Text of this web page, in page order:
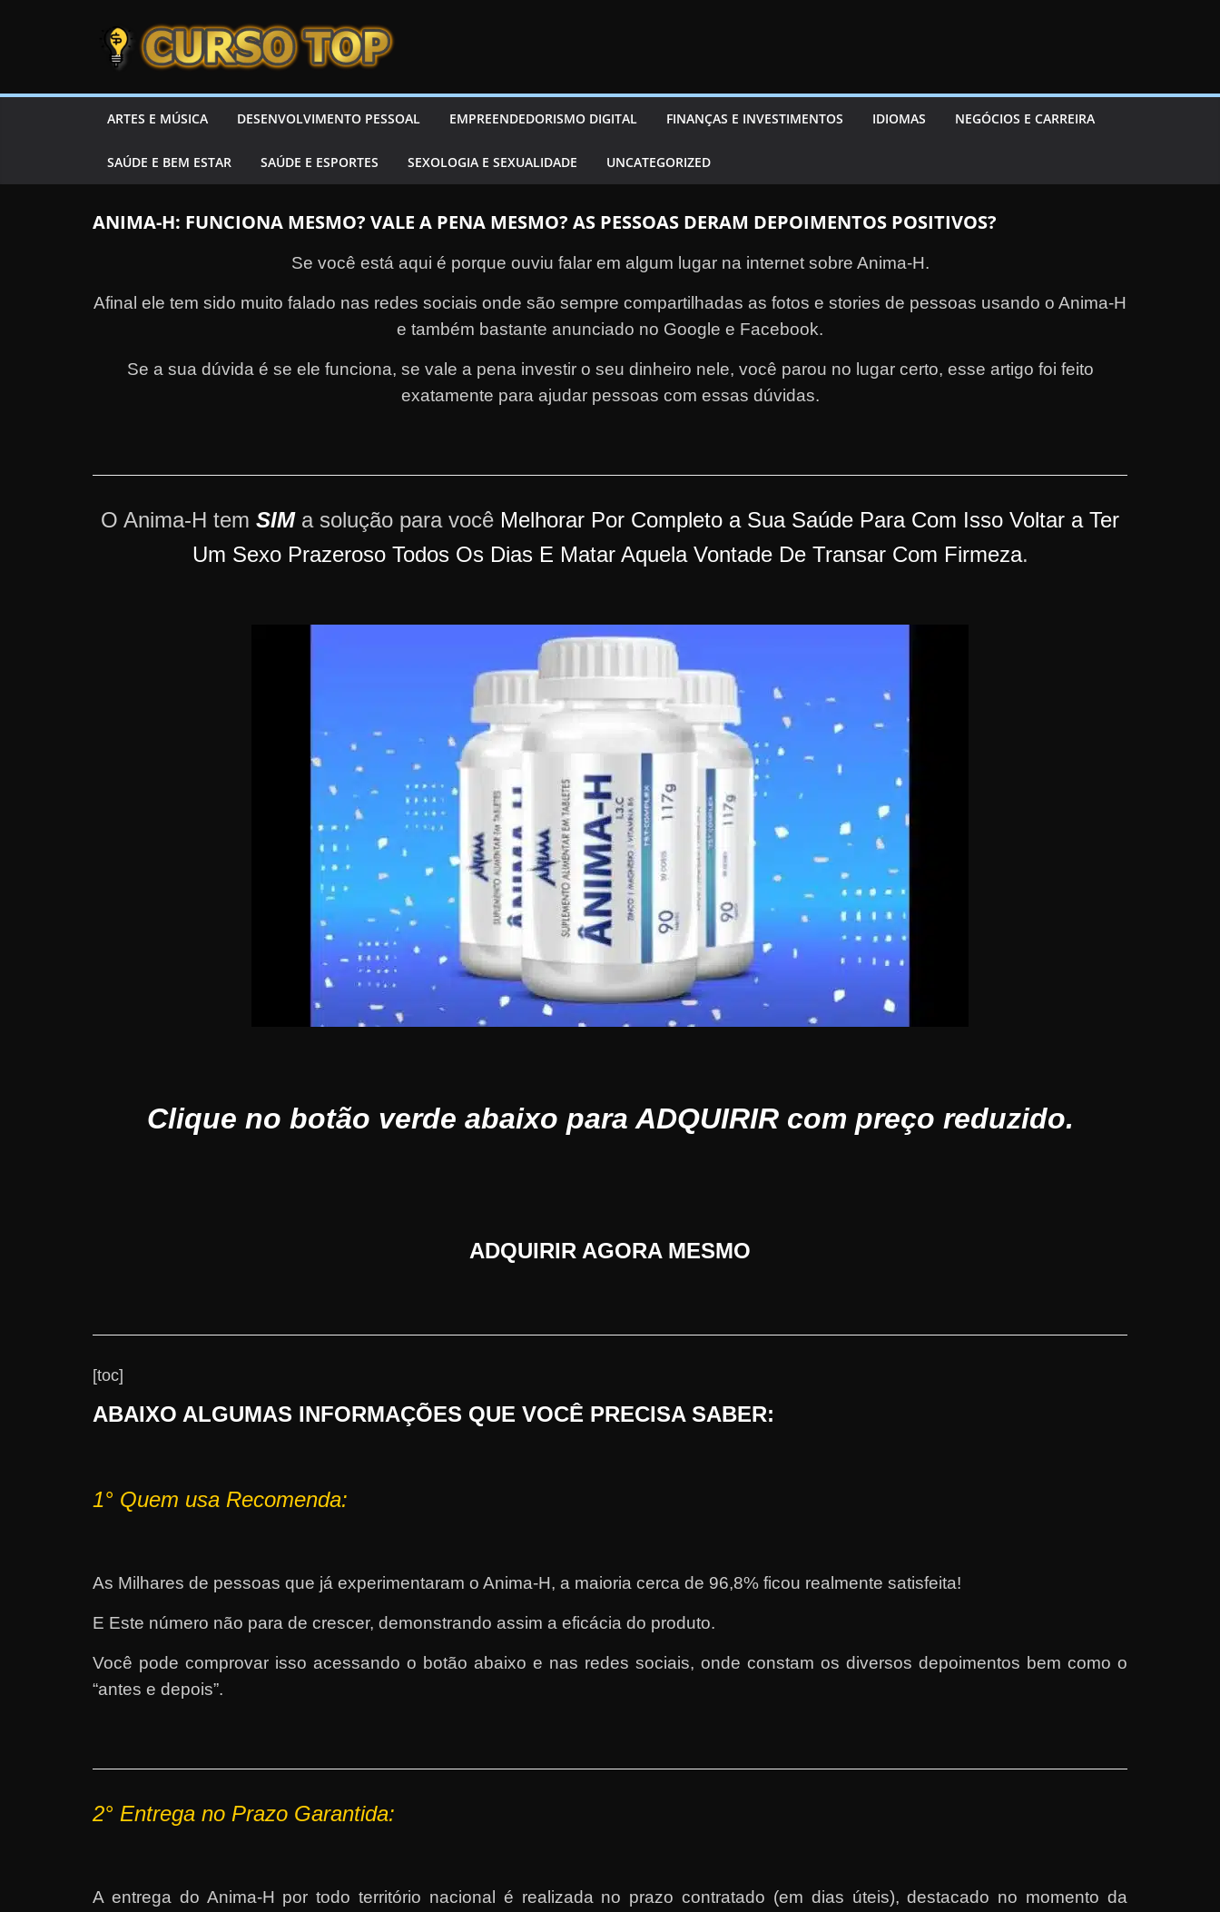
CURSOTOP
l
r
o
ARTES E MÚSICA DESENVOLVIMENTO PESSOAL EMPREENDEDORISMO DIGITAL FINANÇAS E INVESTIMENTOS IDIOMAS NEGÓCIOS E CARREIRA
SAÚDE E BEM ESTAR SAÚDE E ESPORTES SEXOLOGIA E SEXUALIDADE UNCATEGORIZED
ANIMA-H: FUNCIONA MESMO? VALE A PENA MESMO? AS PESSOAS DERAM DEPOIMENTOS POSITIVOS?
Se você está aqui é porque ouviu falar em algum lugar na internet sobre Anima-H.
Afinal ele tem sido muito falado nas redes sociais onde são sempre compartilhadas as fotos e stories de pessoas usando o Anima-H
e também bastante anunciado no Google e Facebook.
Se a sua dúvida é se ele funciona, se vale a pena investir o seu dinheiro nele, você parou no lugar certo, esse artigo foi feito
exatamente para ajudar pessoas com essas dúvidas.
O Anima-H tem SIMa solução para você Melhorar Por Completo a Sua Saúde Para Com Isso Voltar a Ter
Um Sexo Prazeroso Todos Os Dias E Matar Aquela Vontade De Transar Com Firmeza.
Clique no botão verde abaixo para ADQUIRIR com preço reduzido.
ADQUIRIR AGORA MESMO
[toc]
ABAIXO ALGUMAS INFORMAÇÕES QUE VOCÊ PRECISA SABER:
1° Quem usa Recomenda:
As Milhares de pessoas que já experimentaram o Anima-H, a maioria cerca de 96,8% ficou realmente satisfeita!
E Este número não para de crescer, demonstrando assim a eficácia do produto.
Você pode comprovar isso acessando o botão abaixo e nas redes sociais, onde constam os diversos depoimentos bem como o
“antes e depois”.
2° Entrega no Prazo Garantida:
A entrega do Anima-H por todo território nacional é realizada no prazo contratado (em dias úteis), destacado no momento da